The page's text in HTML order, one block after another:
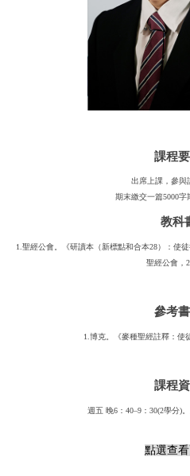
課程
出席上課，參與
期末繳交一篇5000字
教科
1.聖經公會。《研讀本（新標點和合本28）：使
聖經公會，
參考書
1.博克。《麥種聖經註釋：使
課程
週五 晚6：40–9：30(2學分)
點選查